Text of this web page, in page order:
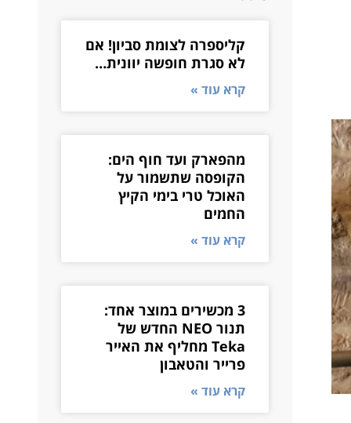
קליספרה לצומת סביון! אם
לא סגרת חופשה יוונית…
קרא עוד »
מהפארק ועד חוף הים:
הקופסה שתשמור על
האוכל טרי בימי הקיץ
החמים
קרא עוד »
3 מכשירים במוצר אחד:
תנור NEO החדש של
Teka מחליף את האייר
פרייר והטאבון
קרא עוד »